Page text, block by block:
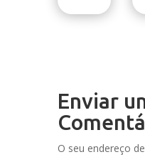
Enviar
O seu endereço